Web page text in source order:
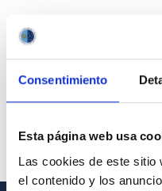
Consentimiento
Esta página web usa
Las cookies de este sitio
el contenido y los